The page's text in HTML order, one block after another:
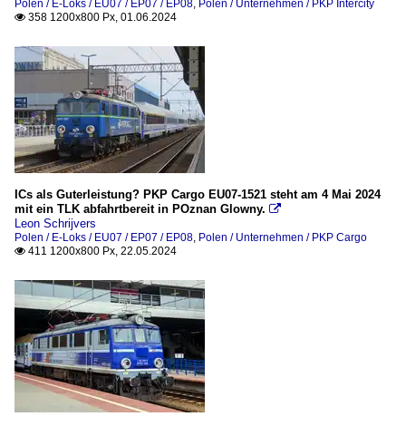
Polen / E-Loks / EU07 / EP07 / EP08, Polen / Unternehmen / PKP Intercity
 358 1200x800 Px, 01.06.2024
ICs als Guterleistung? PKP Cargo EU07-1521 steht am 4 Mai 2024
mit ein TLK abfahrtbereit in POznan Glowny. 
Leon Schrijvers
Polen / E-Loks / EU07 / EP07 / EP08, Polen / Unternehmen / PKP Cargo
 411 1200x800 Px, 22.05.2024